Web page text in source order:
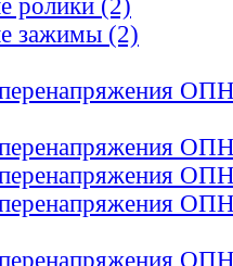
ролики (2)
зажимы (2)
перенапряжения
перенапряжения
перенапряжения
перенапряжения
перенапряжения